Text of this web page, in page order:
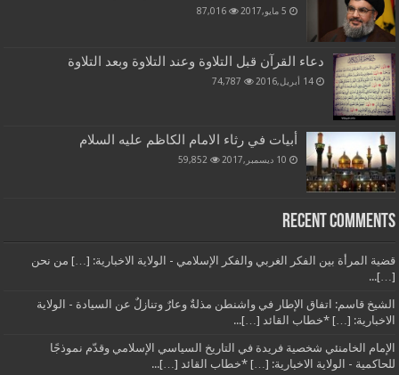
5 مايو,2017 87,016
دعاء القرآن قبل التلاوة وعند التلاوة وبعد التلاوة
14 أبريل,2016 74,787
أبيات في رثاء الامام الكاظم عليه السلام
10 ديسمبر,2017 59,852
Recent Comments
قضية المرأة بين الفكر الغربي والفكر الإسلامي - الولاية الاخبارية: […] من نحن
[…]...
الشيخ قاسم: اتفاق الإطار في واشنطن مذلةٌ وعارٌ وتنازلٌ عن السيادة - الولاية
الاخبارية: […] *خطاب القائد […]...
الإمام الخامنئي شخصية فريدة في التاريخ السياسي الإسلامي وقدّم نموذجًا
للحاكمية - الولاية الاخبارية: […] *خطاب القائد […]...